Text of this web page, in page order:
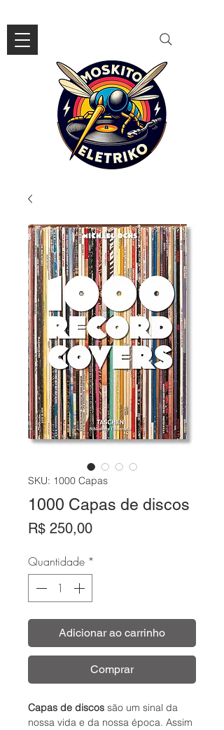
SKU: 1000 Capas
1000 Capas de discos
R$ 250,00Preço
Quantidade *
Adicionar ao carrinho
Comprar
Capas de discos são um sinal da
nossa vida e da nossa época. Assim